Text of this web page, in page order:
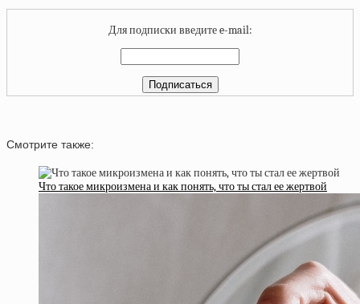
Для подписки введите e-mail:
Смотрите также:
Что такое микроизмена и как понять, что ты стал ее жертвой